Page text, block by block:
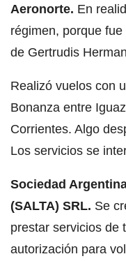
Aeronorte. En
régimen, porque
de Gertrudis
Realizó vuelos con
Bonanza entre
Corrientes. Algo
Los servicios se
Sociedad
(SALTA) SRL. Se
prestar servicios de
autorización para